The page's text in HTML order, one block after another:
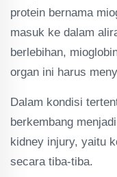
protein bernama
masuk ke dalam
berlebihan,
organ ini harus
Dalam kondisi
berkembang
kidney injury, yaitu
secara tiba-tiba.